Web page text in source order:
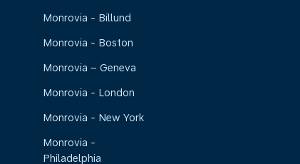
Monrovia - Billund
Monrovia - Boston
Monrovia – Geneva
Monrovia - London
Monrovia - New York
Monrovia -
Philadelphia